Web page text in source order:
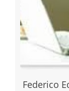
Federico